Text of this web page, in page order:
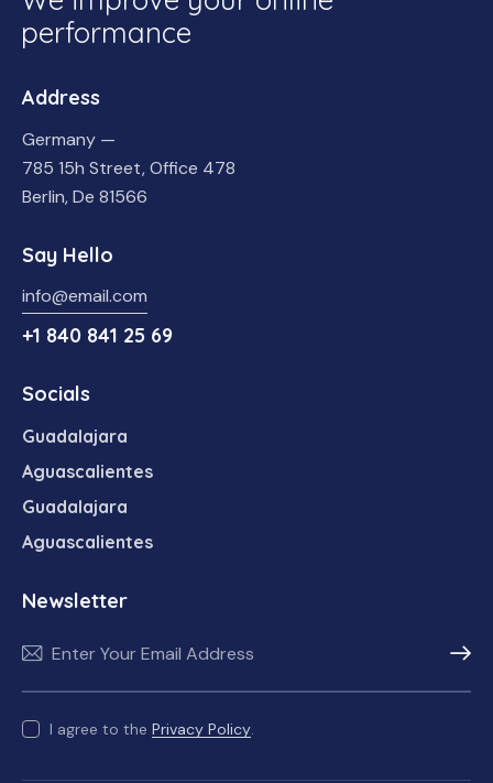
performance
Address
Germany —
785 15h Street, Office 478
Berlin, De 81566
Say Hello
info@email.com
+1 840 841 25 69
Socials
Guadalajara
Aguascalientes
Guadalajara
Aguascalientes
Newsletter
I agree to the Privacy Policy.